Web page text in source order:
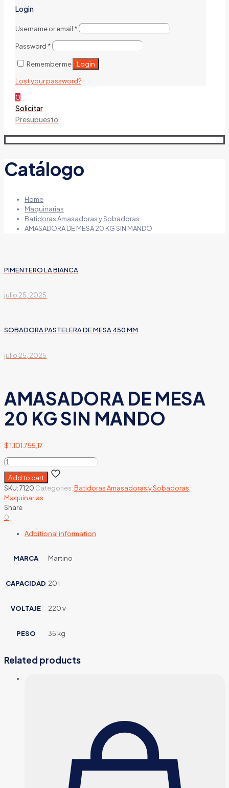
Login
Username or email *
Password *
Remember me Login
Lost your password?
0
Solicitar
Presupuesto
Catálogo
Home
Maquinarias
Batidoras Amasadoras y Sobadoras
AMASADORA DE MESA 20 KG SIN MANDO
PIMENTERO LA BIANCA
julio 25, 2025
SOBADORA PASTELERA DE MESA 450 MM
julio 25, 2025
AMASADORA DE MESA
20 KG SIN MANDO
$1.101.755,17
AMASADORA
DE
MESA
20
KG
SIN
MANDO
quantity
Add to cart
SKU:7120 Categories:Batidoras Amasadoras y Sobadoras
Maquinarias
Share
0
Additional information
MARCA Martino
CAPACIDAD 20 l
VOLTAJE 220 v
PESO 35 kg
Related products